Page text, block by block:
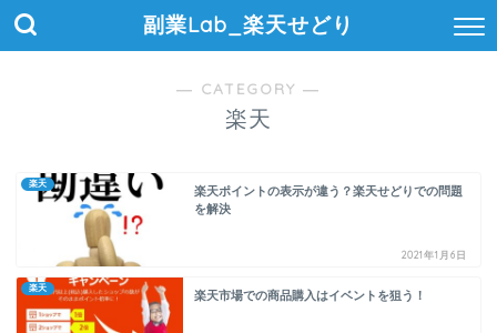
副業Lab_楽天せどり
― CATEGORY ―
楽天
楽天
楽天ポイントの表示が違う？楽天せどりでの問題
を解決
2021年1月6日
楽天
楽天市場での商品購入はイベントを狙う！